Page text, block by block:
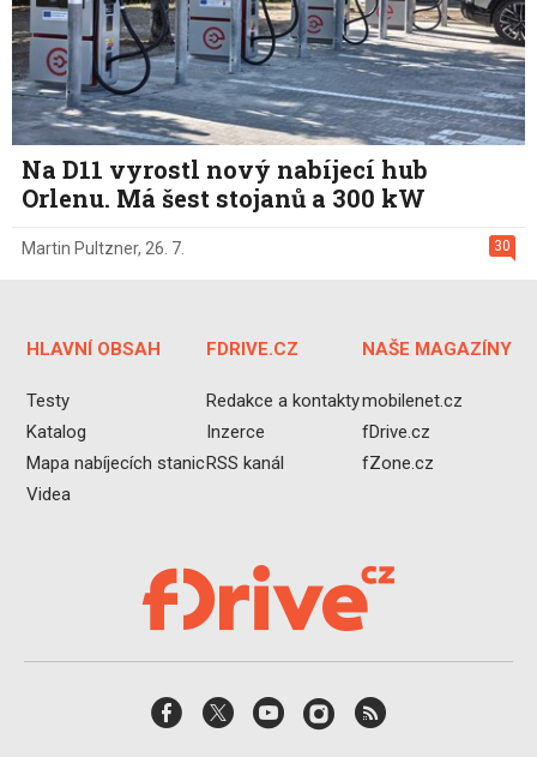
Na D11 vyrostl nový nabíjecí hub
Orlenu. Má šest stojanů a 300 kW
30
Martin Pultzner, 26. 7.
HLAVNÍ OBSAH
Testy
Katalog
Mapa nabíjecích stanic
Videa
FDRIVE.CZ
Redakce a kontakty
Inzerce
RSS kanál
NAŠE MAGAZÍNY
mobilenet.cz
fDrive.cz
fZone.cz